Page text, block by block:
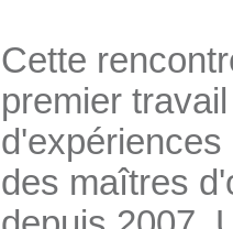
Cette
premier
des maîtres